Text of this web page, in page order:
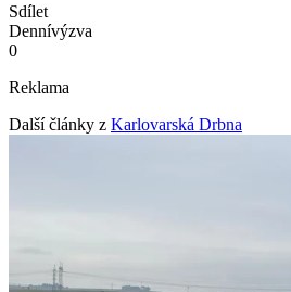
Sdílet
Dennívýzva
0
Reklama
Další články z Karlovarská Drbna